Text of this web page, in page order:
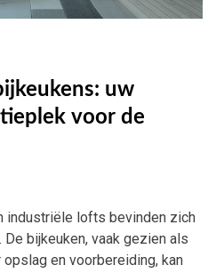
uw
voor de
industriële lofts bevinden zich
bijkeuken, vaak gezien als
en voorbereiding, kan